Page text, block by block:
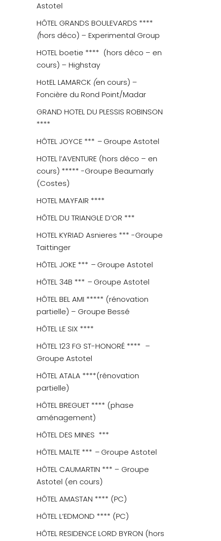
Astotel
HÔTEL GRANDS BOULEVARDS ****
(hors déco) – Experimental Group
HOTEL boetie **** (hors déco – en
cours) – Highstay
HotEL LAMARCK (en cours) –
Foncière du Rond Point/Madar
GRAND HOTEL DU PLESSIS ROBINSON
****
HÔTEL JOYCE *** –Groupe Astotel
HOTEL l’AVENTURE (hors déco – en
cours) ***** -Groupe Beaumarly
(Costes)
HOTEL MAYFAIR ****
HÔTEL DU TRIANGLE D’OR ***
HOTEL KYRIAD Asnieres *** -Groupe
Taittinger
HÔTEL JOKE *** –Groupe Astotel
HÔTEL 34B *** –Groupe Astotel
HÔTEL BEL AMI ***** (rénovation
partielle) – Groupe Bessé
HÔTEL LE SIX ****
HÔTEL 123 FG ST-HONORÉ **** –
Groupe Astotel
HÔTEL ATALA ****(rénovation
partielle)
HÔTEL BREGUET **** (phase
aménagement)
HÔTELDES MINES ***
HÔTEL MALTE *** –Groupe Astotel
HÔTEL CAUMARTIN *** – Groupe
Astotel (en cours)
HÔTEL AMASTAN **** (PC)
HÔTEL L’EDMOND **** (PC)
HÔTEL RESIDENCE LORD BYRON (hors